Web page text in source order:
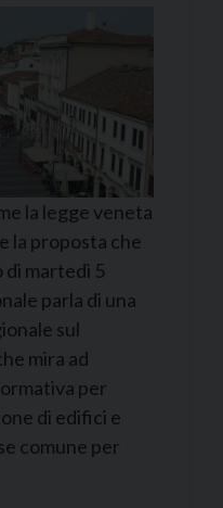
la legge veneta
la proposta che
martedì 5
parla di una
sul
mira ad
per
di edifici e
comune per